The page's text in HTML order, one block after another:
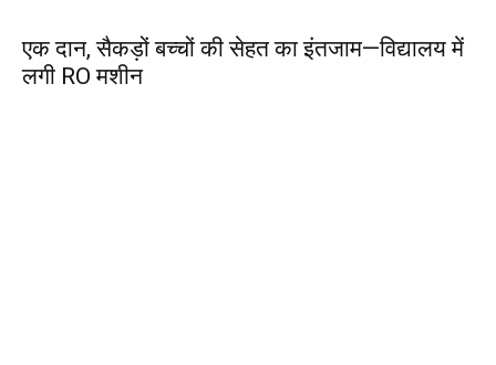
एक दान, सैकड़ों बच्चों की सेहत का इंतजाम—विद्यालय में
लगी RO मशीन